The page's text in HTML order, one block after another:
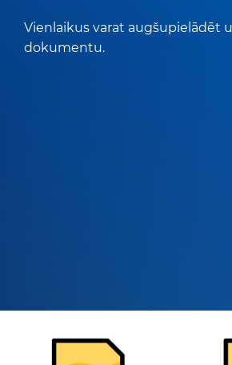
Vienlaikus varat augšupielādēt
dokumentu.